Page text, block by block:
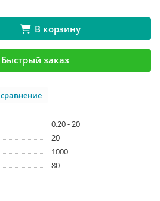
В корзину
Быстрый заказ
0,20 - 20
20
1000
80